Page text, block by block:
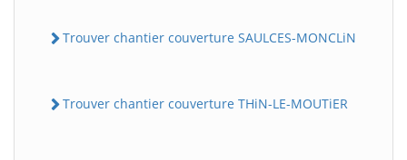
Trouver chantier couverture SAULCES-MONCLiN
Trouver chantier couverture THiN-LE-MOUTiER